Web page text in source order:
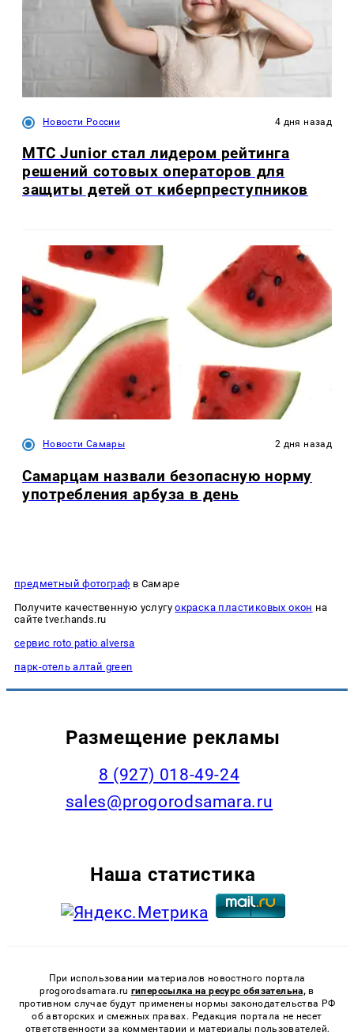
Новости России 4 дня назад
МТС Junior стал лидером рейтинга
решений сотовых операторов для
защиты детей от киберпреступников
Новости Самары 2 дня назад
Самарцам назвали безопасную норму
употребления арбуза в день
предметный фотограф в Самаре
Получите качественную услугуокраска пластиковых окон на
сайте tver.hands.ru
сервис roto patio alversa
парк-отель алтай green
Размещение рекламы
8 (927) 018-49-24
sales@progorodsamara.ru
Наша статистика
При использовании материалов новостного портала
progorodsamara.ru гиперссылка на ресурс обязательна, в
противном случае будут применены нормы законодательства РФ
об авторских и смежных правах. Редакция портала не несет
ответственности за комментарии и материалы пользователей,